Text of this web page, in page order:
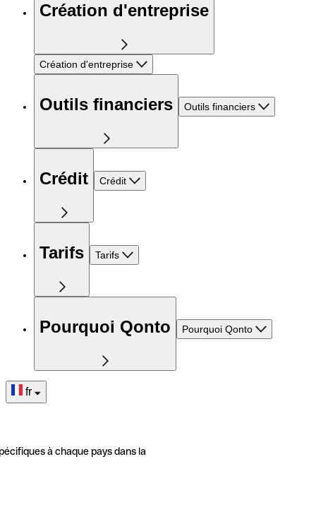
Création d'entreprise
Création d'entreprise
Outils financiers Outils financiers
Crédit Crédit
Tarifs Tarifs
Pourquoi Qonto Pourquoi Qonto
fr
à chaque pays dans la